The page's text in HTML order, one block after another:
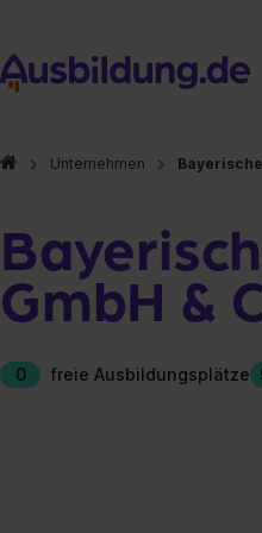
Unternehmen
GmbH &
0 freie Ausbildungsplätze